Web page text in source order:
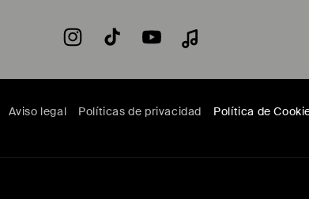
InstagramTikTok YouTube
Aviso legal Políticas de privacidad Política de